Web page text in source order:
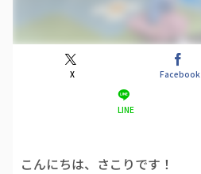
X Facebook
LINE
こんにちは、さこりです！